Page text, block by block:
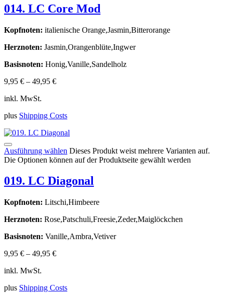
014. LC Core Mod
Kopfnoten: italienische Orange,Jasmin,Bitterorange
Herznoten: Jasmin,Orangenblüte,Ingwer
Basisnoten: Honig,Vanille,Sandelholz
9,95 € – 49,95 €
inkl. MwSt.
plus Shipping Costs
Ausführung wählen Dieses Produkt weist mehrere Varianten auf.
Die Optionen können auf der Produktseite gewählt werden
019. LC Diagonal
Kopfnoten: Litschi,Himbeere
Herznoten: Rose,Patschuli,Freesie,Zeder,Maiglöckchen
Basisnoten: Vanille,Ambra,Vetiver
9,95 € – 49,95 €
inkl. MwSt.
plus Shipping Costs